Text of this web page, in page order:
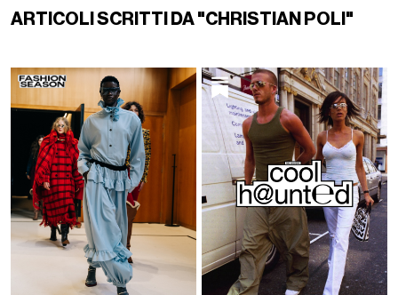
ARTICOLI SCRITTI DA "CHRISTIAN POLI"